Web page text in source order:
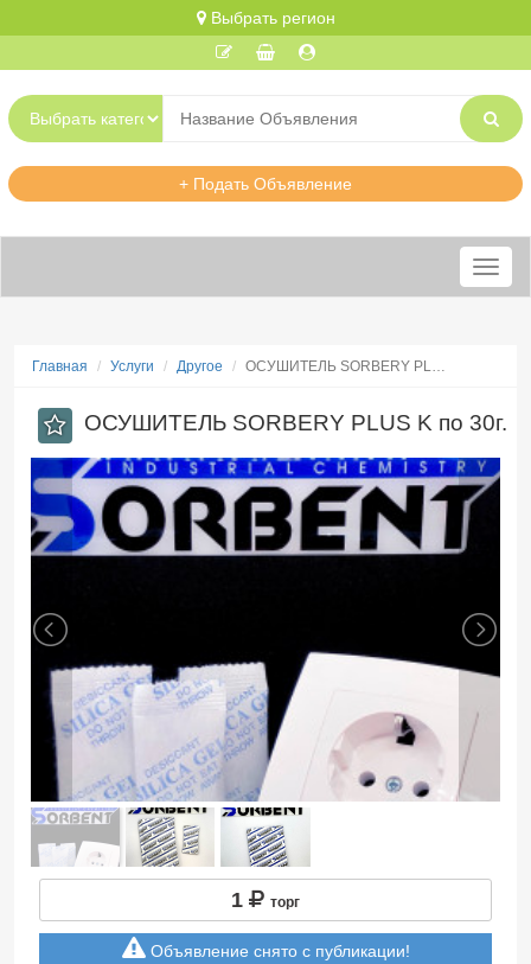
Выбрать регион
+ Подать Объявление
Меню
Главная Услуги Другое ОСУШИТЕЛЬ SORBERY PL…
ОСУШИТЕЛЬ SORBERY PLUS K по 30г.
1 торг
Объявление снято с публикации!